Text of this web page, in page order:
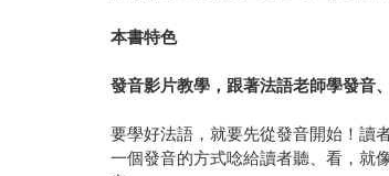
本書特色
發音影片教學，跟著法語老師學發音
要學好法語，就要先從發音開始！讀
一個發音的方式唸給讀者聽、看，就